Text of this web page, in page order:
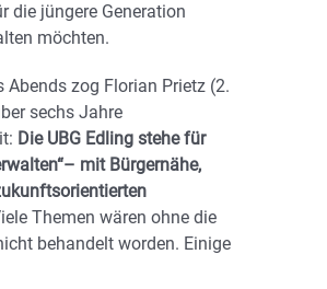
die jüngere Generation
möchten.
Abends zog Florian Prietz (2.
sechs Jahre
Die UBG Edling stehe für
mit Bürgernähe,
Themen wären ohne die
behandelt worden. Einige